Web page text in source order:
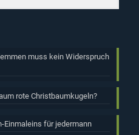
muss kein Widerspruch
rote Christbaumkugeln?
Einmaleins für jedermann